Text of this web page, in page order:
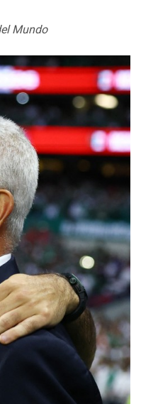
Mundo